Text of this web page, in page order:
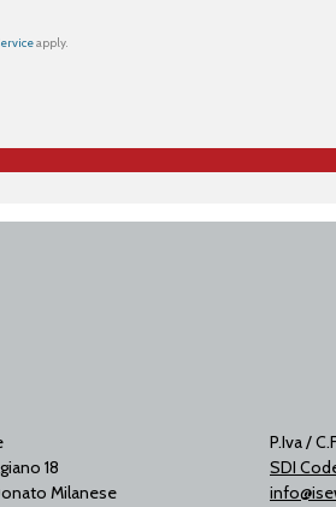
apply.
18
Milanese
P.Iva /
SDI